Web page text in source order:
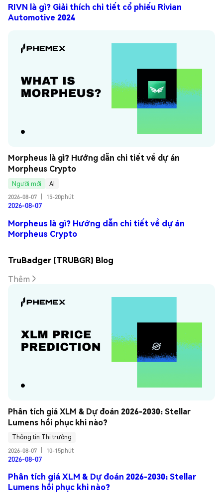
RIVN là gì? Giải thích chi tiết cổ phiếu Rivian
Automotive 2024
Morpheus là gì? Hướng dẫn chi tiết về dự án
Morpheus Crypto
Người mới
AI
2026-08-07
15-20phút
2026-08-07
Morpheus là gì? Hướng dẫn chi tiết về dự án
Morpheus Crypto
TruBadger (TRUBGR) Blog
Thêm
Phân tích giá XLM & Dự đoán 2026-2030: Stellar
Lumens hồi phục khi nào?
Thông tin Thị trường
2026-08-07
10-15phút
2026-08-07
Phân tích giá XLM & Dự đoán 2026-2030: Stellar
Lumens hồi phục khi nào?